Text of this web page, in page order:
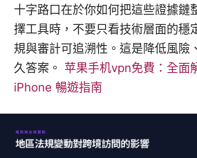
十字路口在於你如何把這些證據鏈
擇工具時，不要只看技術層面的穩
規與審計可追溯性。這是降低風險
久答案。 苹果手机vpn免費：全面
iPhone 暢遊指南